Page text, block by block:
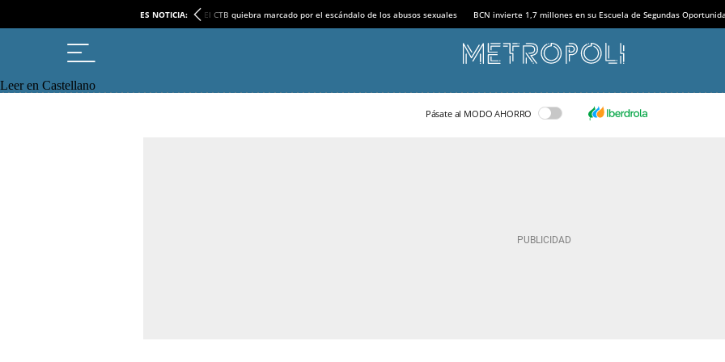
ES NOTICIA: El CTB quiebra marcado por el escándalo de los abusos sexuales BCN invierte 1,7 millones en su Escuela de Segundas
Leer en Castellano
Pásate al MODO AHORRO